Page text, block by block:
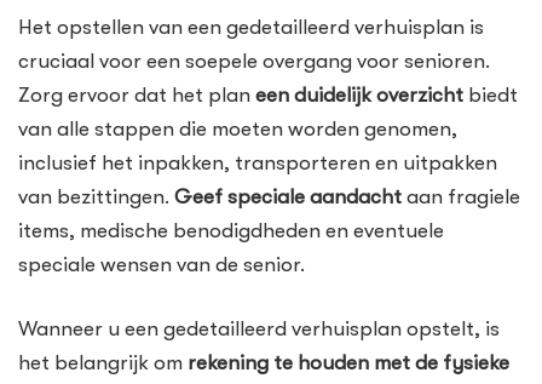
Het opstellen van een gedetailleerd verhuisplan is
cruciaal voor een soepele overgang voor senioren.
Zorg ervoor dat het plan een duidelijk overzicht biedt
van alle stappen die moeten worden genomen,
inclusief het inpakken, transporteren en uitpakken
van bezittingen. Geef speciale aandacht aan fragiele
items, medische benodigdheden en eventuele
speciale wensen van de senior.
Wanneer u een gedetailleerd verhuisplan opstelt, is
het belangrijk om rekening te houden met de fysieke